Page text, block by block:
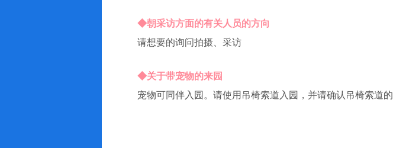
◆朝采访方面的有关人员的方向
请想要的询问拍摄、采访
◆关于带宠物的来园
宠物可同伴入园。请使用吊椅索道入园，并请确认吊椅索道